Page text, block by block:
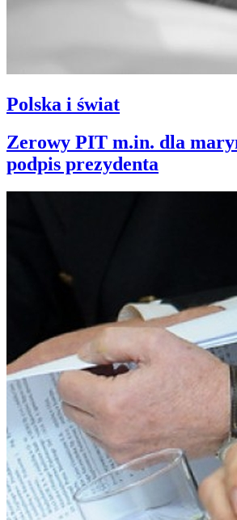
Polska i świat
Zerowy PIT m.in. dla
podpis prezydenta